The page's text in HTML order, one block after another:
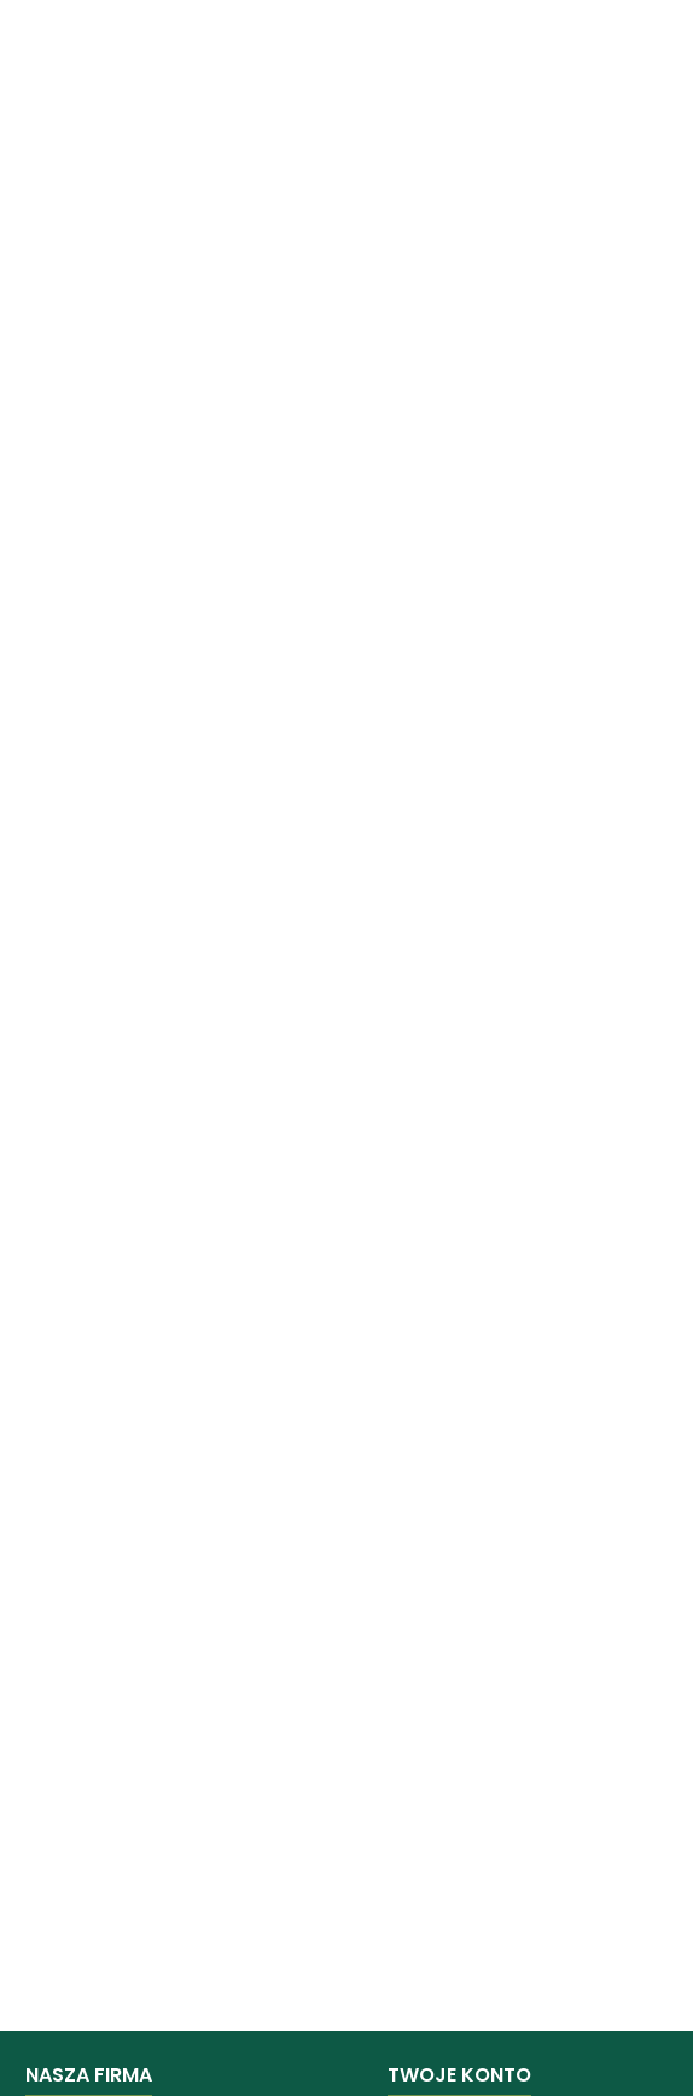
NASZA FIRMA TWOJE KONTO